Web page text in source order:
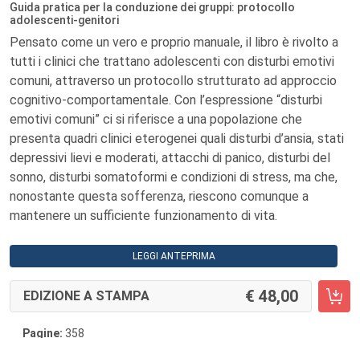
Guida pratica per la conduzione dei gruppi: protocollo
adolescenti-genitori
Pensato come un vero e proprio manuale, il libro è rivolto a
tutti i clinici che trattano adolescenti con disturbi emotivi
comuni, attraverso un protocollo strutturato ad approccio
cognitivo-comportamentale. Con l’espressione “disturbi
emotivi comuni” ci si riferisce a una popolazione che
presenta quadri clinici eterogenei quali disturbi d’ansia, stati
depressivi lievi e moderati, attacchi di panico, disturbi del
sonno, disturbi somatoformi e condizioni di stress, ma che,
nonostante questa sofferenza, riescono comunque a
mantenere un sufficiente funzionamento di vita.
LEGGI ANTEPRIMA
EDIZIONE A STAMPA 48,00
Pagine: 358